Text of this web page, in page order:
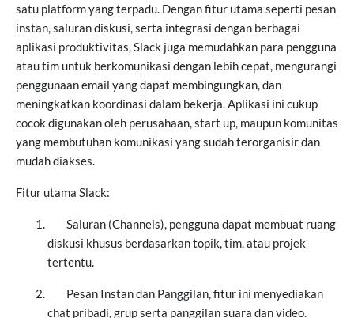
satu platform yang terpadu. Dengan fitur utama seperti pesan
instan, saluran diskusi, serta integrasi dengan berbagai
aplikasi produktivitas, Slack juga memudahkan para pengguna
atau tim untuk berkomunikasi dengan lebih cepat, mengurangi
penggunaan email yang dapat membingungkan, dan
meningkatkan koordinasi dalam bekerja. Aplikasi ini cukup
cocok digunakan oleh perusahaan, start up, maupun komunitas
yang membutuhan komunikasi yang sudah terorganisir dan
mudah diakses.
Fitur utama Slack:
Saluran (Channels), pengguna dapat membuat ruang
diskusi khusus berdasarkan topik, tim, atau projek
tertentu.
Pesan Instan dan Panggilan, fitur ini menyediakan
chat pribadi, grup serta panggilan suara dan video.